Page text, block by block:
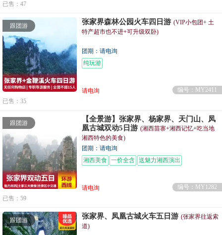
已售：47
跟团游 张家界森林公园火车四日游 (VIP小包团+ 土
特产超市也不进+可升级双卧)
团期：请电询
纯玩游
请电询
编号：MY2411
已售：35
跟团游
【全景游】张家界、杨家界、天门山、凤
凰古城双动5日游 (湘西苗寨+湘西记忆+吃当地
湘西特色的美食)
团期：请电询
湘西美食 一价全含 送魅力湘西演出
请电询
编号：MY1282
已售：59
跟团游 张家界、凤凰古城火车五日游 (张家界往返索
道)